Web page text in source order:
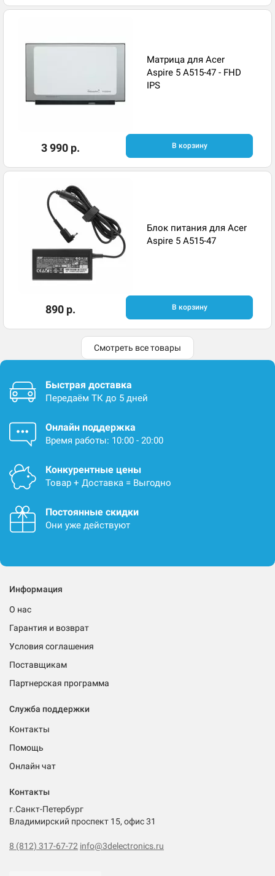
Матрица для Acer
Aspire 5 A515-47 - FHD
IPS
3 990 р. В корзину
Блок питания для Acer
Aspire 5 A515-47
890 р. В корзину
Смотреть все товары
Быстрая доставка
Передаём ТК до 5 дней
Онлайн поддержка
Время работы: 10:00 - 20:00
Конкурентные цены
Товар + Доставка = Выгодно
Постоянные скидки
Они уже действуют
Информация
О нас
Гарантия и возврат
Условия соглашения
Поставщикам
Партнерская программа
Служба поддержки
Контакты
Помощь
Онлайн чат
Контакты
г.Санкт-Петербург
Владимирский проспект 15, офис 31
8 (812) 317-67-72 info@3delectronics.ru